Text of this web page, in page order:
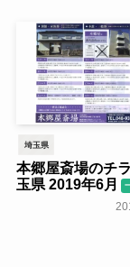
埼玉県
本郷屋斎場のチ
玉県 2019年6月